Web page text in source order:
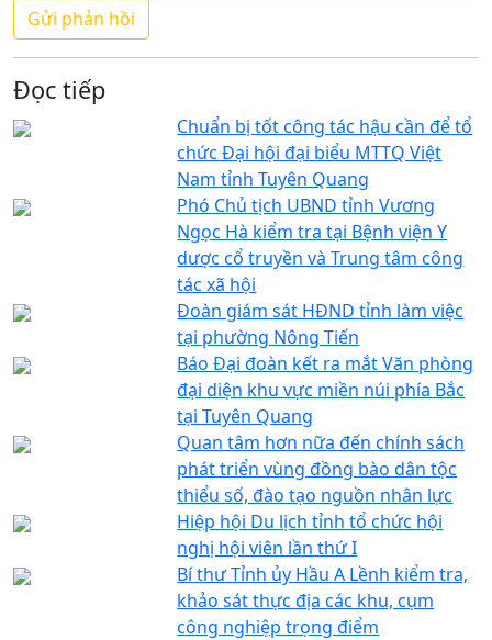
Đọc tiếp
Chuẩn bị tốt công tác hậu cần để tổ
chức Đại hội đại biểu MTTQ Việt
Nam tỉnh Tuyên Quang
Phó Chủ tịch UBND tỉnh Vương
Ngọc Hà kiểm tra tại Bệnh viện Y
dược cổ truyền và Trung tâm công
tác xã hội
Đoàn giám sát HĐND tỉnh làm việc
tại phường Nông Tiến
Báo Đại đoàn kết ra mắt Văn phòng
đại diện khu vực miền núi phía Bắc
tại Tuyên Quang
Quan tâm hơn nữa đến chính sách
phát triển vùng đồng bào dân tộc
thiểu số, đào tạo nguồn nhân lực
Hiệp hội Du lịch tỉnh tổ chức hội
nghị hội viên lần thứ I
Bí thư Tỉnh ủy Hầu A Lềnh kiểm tra,
khảo sát thực địa các khu, cụm
công nghiệp trọng điểm